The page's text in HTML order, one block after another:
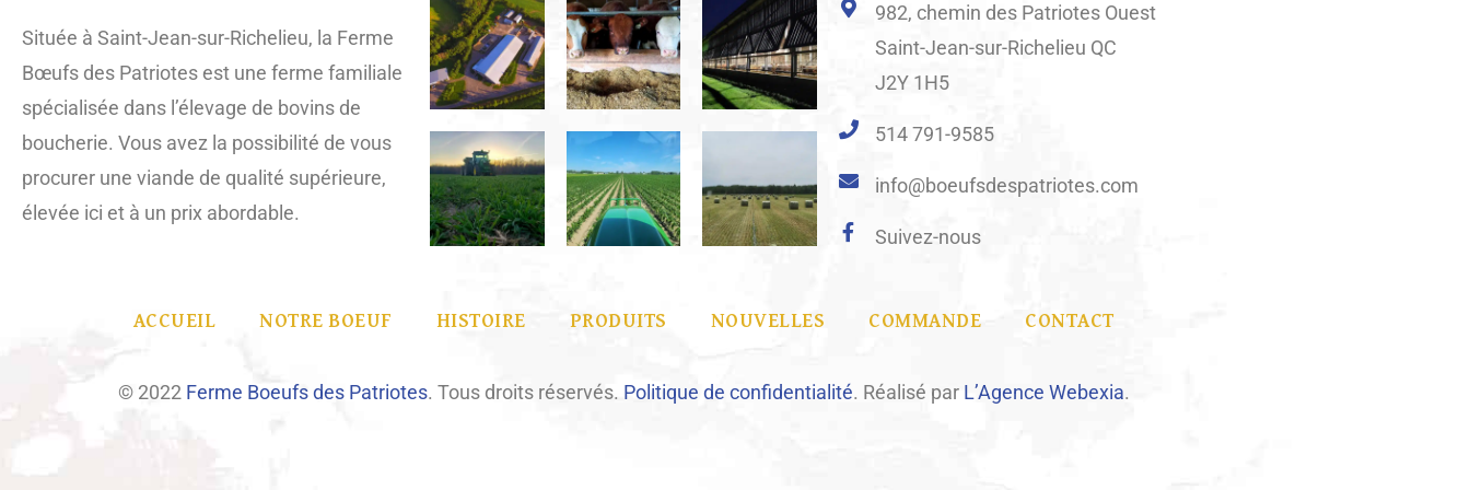
Située à Saint-Jean-sur-Richelieu, la Ferme
Bœufs des Patriotes est une ferme familiale
spécialisée dans l’élevage de bovins de
boucherie. Vous avez la possibilité de vous
procurer une viande de qualité supérieure,
élevée ici et à un prix abordable.
982, chemin des Patriotes Ouest
Saint-Jean-sur-Richelieu QC
J2Y 1H5
514 791-9585
info@boeufsdespatriotes.com
Suivez-nous
ACCUEIL NOTRE BOEUF HISTOIRE PRODUITS NOUVELLES COMMANDE CONTACT
© 2022 Ferme Boeufs des Patriotes. Tous droits réservés. Politique de confidentialité. Réalisé par L’Agence Webexia.